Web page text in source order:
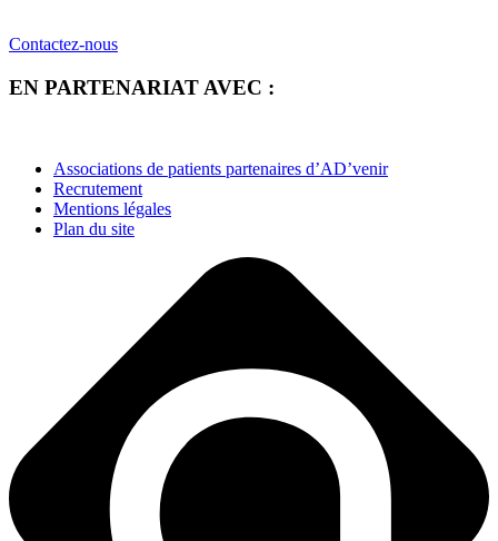
Contactez-nous
EN PARTENARIAT AVEC :
Associations de patients partenaires d’AD’venir
Recrutement
Mentions légales
Plan du site